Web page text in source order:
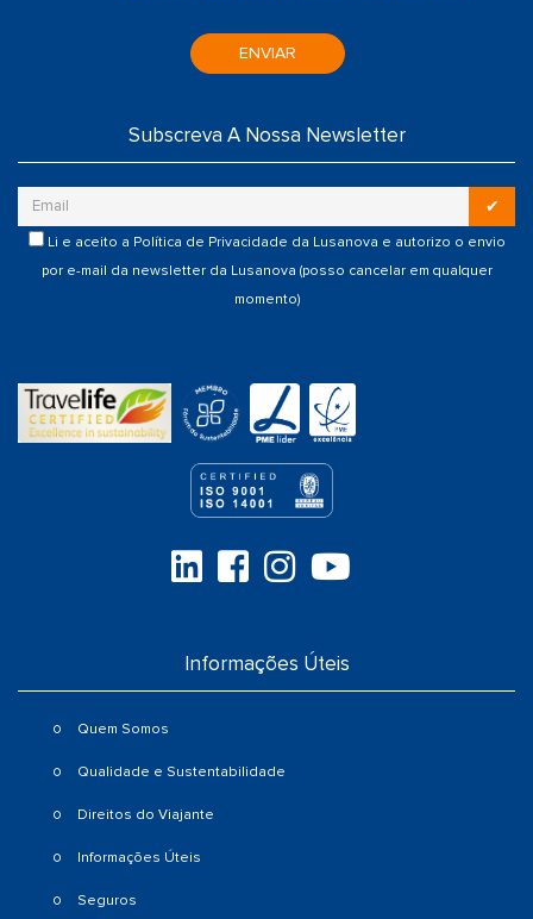
ENVIAR
Subscreva A Nossa Newsletter
✔
Li e aceito a Política de Privacidade da Lusanova e autorizo o envio
por e-mail da newsletter da Lusanova (posso cancelar em qualquer
momento)
Informações Úteis
Quem Somos
Qualidade e Sustentabilidade
Direitos do Viajante
Informações Úteis
Seguros